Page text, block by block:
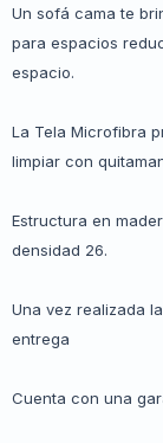
Un sofá cama te
para espacios
espacio.
La Tela Microfibra
limpiar con
Estructura en
densidad 26.
Una vez realizada
entrega
Cuenta con una